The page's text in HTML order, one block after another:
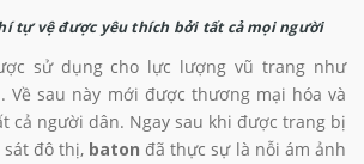
tự vệ được yêu thích bởi tất cả mọi người
sử dụng cho lực lượng vũ trang như
Về sau này mới được thương mại hóa và
cả người dân. Ngay sau khi được trang bị
đô thị, baton đã thực sự là nỗi ám ảnh